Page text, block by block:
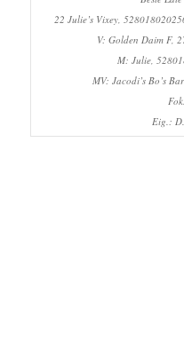
22 Julie’s Vixey,
V: Golden Daim F,
M: Julie,
MV: Jacodi’s Bo’s
Eig.: